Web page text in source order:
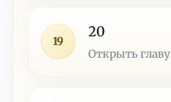
19
20
Открыть главу